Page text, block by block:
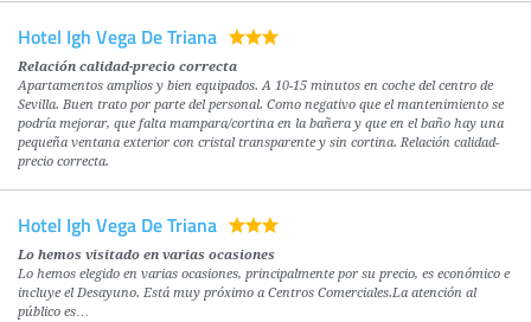
Hotel Igh Vega De Triana
Relación calidad-precio correcta
Apartamentos amplios y bien equipados. A 10-15 minutos en coche del centro de
Sevilla. Buen trato por parte del personal. Como negativo que el mantenimiento se
podría mejorar, que falta mampara/cortina en la bañera y que en el baño hay una
pequeña ventana exterior con cristal transparente y sin cortina. Relación calidad-
precio correcta.
Hotel Igh Vega De Triana
Lo hemos visitado en varias ocasiones
Lo hemos elegido en varias ocasiones, principalmente por su precio, es económico e
incluye el Desayuno. Está muy próximo a Centros Comerciales.La atención al
público es…